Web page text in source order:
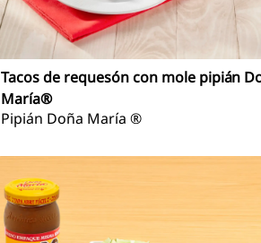
Tacos de requesón con mole pipián
María®
Pipián Doña María ®